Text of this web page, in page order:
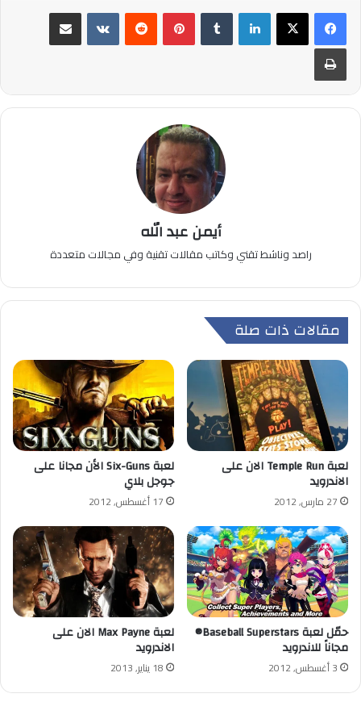
لينكدإن بينتيريست
مشاركة عبر البريد
طباعة
أيمن عبد الله
راصد وناشط تقني وكاتب مقالات تقنية وفي مجالات متعددة
مقالات ذات صلة
لعبة Temple Run الان على
الاندرويد
27 مارس, 2012
لعبة Six-Guns الأن مجانا على
جوجل بلاي
17 أغسطس, 2012
حمّل لعبة Baseball Superstars®
مجاناً للاندرويد
3 أغسطس, 2012
لعبة Max Payne الان على
الاندرويد
18 يناير, 2013